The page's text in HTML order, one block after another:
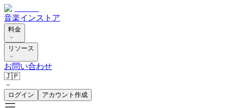
音楽インストア
料金
リソース
お問い合わせ
🇯🇵
ログイン アカウント作成